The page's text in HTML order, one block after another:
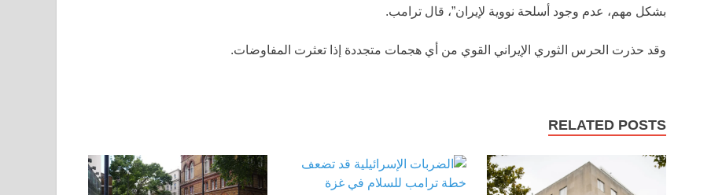
بشكل مهم، عدم وجود أسلحة نووية لإيران”، قال ترامب.
وقد حذرت الحرس الثوري الإيراني القوي من أي هجمات متجددة إذا تعثرت المفاوضات.
RELATED POSTS